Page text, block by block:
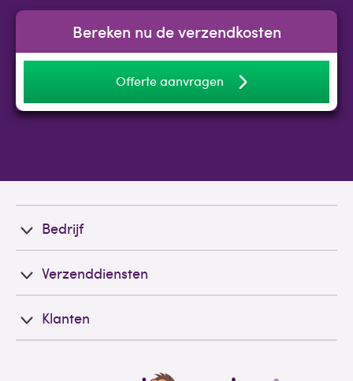
Bereken nu de verzendkosten
Offerte aanvragen
Bedrijf
Verzenddiensten
Klanten